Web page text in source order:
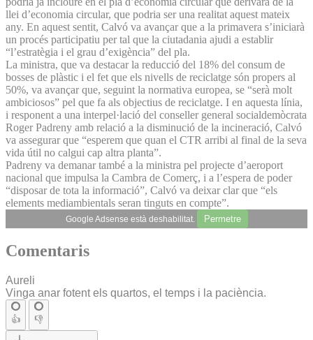
llei d’economia circular, que podria ser una realitat aquest mateix
any. En aquest sentit, Calvó va avançar que a la primavera s’iniciarà
un procés participatiu per tal que la ciutadania ajudi a establir
“l’estratègia i el grau d’exigència” del pla.
La ministra, que va destacar la reducció del 18% del consum de
bosses de plàstic i el fet que els nivells de reciclatge són propers al
50%, va avançar que, seguint la normativa europea, se “serà molt
ambiciosos” pel que fa als objectius de reciclatge. I en aquesta línia,
i responent a una interpel·lació del conseller general socialdemòcrata
Roger Padreny amb relació a la disminució de la incineració, Calvó
va assegurar que “esperem que quan el CTR arribi al final de la seva
vida útil no calgui cap altra planta”.
Padreny va demanar també a la ministra pel projecte d’aeroport
nacional que impulsa la Cambra de Comerç, i a l’espera de poder
“disposar de tota la informació”, Calvó va deixar clar que “els
elements mediambientals seran tinguts en compte”.
Google Adsense està deshabilitat. Permetre
Comentaris
Aureli
Vinga anar fotent els quartos, el temps i la paciència.
👍 👎